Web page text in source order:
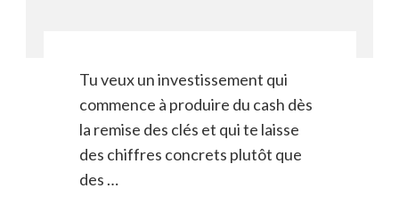
Tu veux un investissement qui
commence à produire du cash dès
la remise des clés et qui te laisse
des chiffres concrets plutôt que
des …